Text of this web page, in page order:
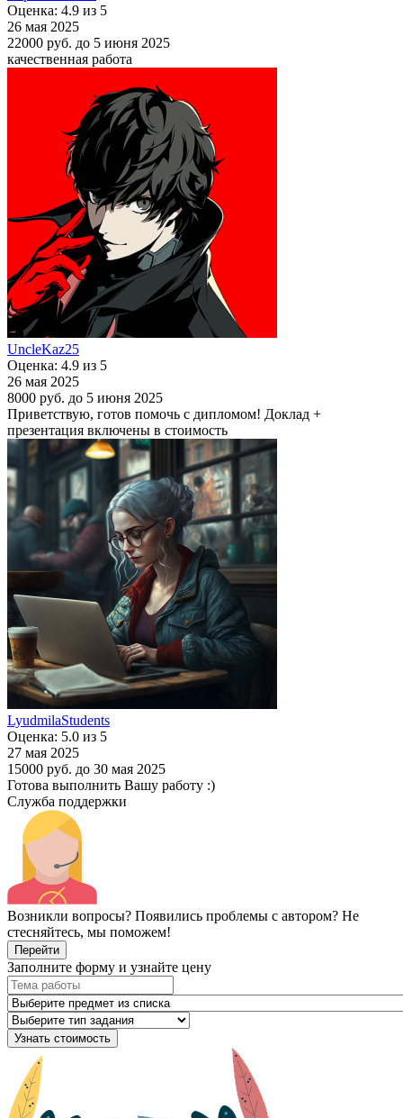
Оценка: 4.9 из 5
26 мая 2025
22000 руб. до 5 июня 2025
качественная работа
UncleKaz25
Оценка: 4.9 из 5
26 мая 2025
8000 руб. до 5 июня 2025
Приветствую, готов помочь с дипломом! Доклад +
презентация включены в стоимость
LyudmilaStudents
Оценка: 5.0 из 5
27 мая 2025
15000 руб. до 30 мая 2025
Готова выполнить Вашу работу :)
Служба поддержки
Возникли вопросы? Появились проблемы с автором? Не
стесняйтесь, мы поможем!
Перейти
Заполните форму и узнайте цену
Узнать стоимость